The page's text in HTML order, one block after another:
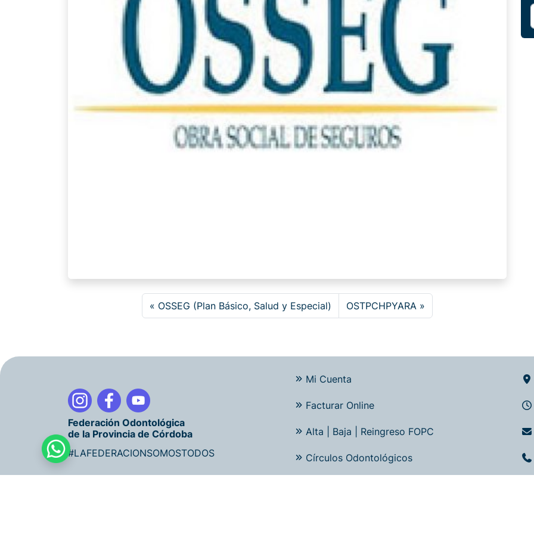
OSSEG (Plan Básico, Salud y Especial) OSTPCHPYARA
Federación Odontológica
de la Provincia de Córdoba
#LAFEDERACIONSOMOSTODOS
Mi Cuenta
Facturar Online
Alta | Baja | Reingreso FOPC
Círculos Odontológicos